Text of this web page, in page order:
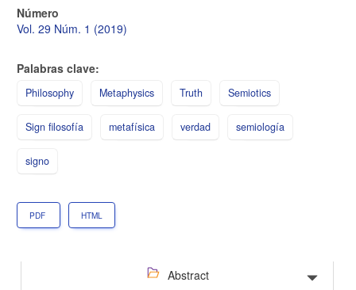
Barra
lateral
artículo
Número
Vol. 29 Núm. 1 (2019)
Palabras clave:
Philosophy Metaphysics Truth Semiotics
Sign filosofía metafísica verdad semiología
signo
PDF HTML
Abstract